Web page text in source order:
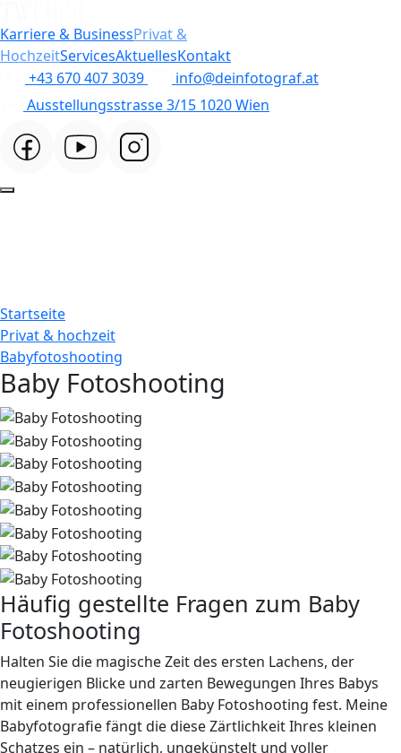
Karriere & BusinessPrivat &
HochzeitServicesAktuellesKontakt
+43 670 407 3039
info@deinfotograf.at
Ausstellungsstrasse 3/15 1020 Wien
Startseite
Privat & hochzeit
Babyfotoshooting
Baby Fotoshooting
Häufig gestellte Fragen zum Baby
Fotoshooting
Halten Sie die magische Zeit des ersten Lachens, der
neugierigen Blicke und zarten Bewegungen Ihres Babys
mit einem professionellen Baby Fotoshooting fest. Meine
Babyfotografie fängt die diese Zärtlichkeit Ihres kleinen
Schatzes ein – natürlich, ungekünstelt und voller